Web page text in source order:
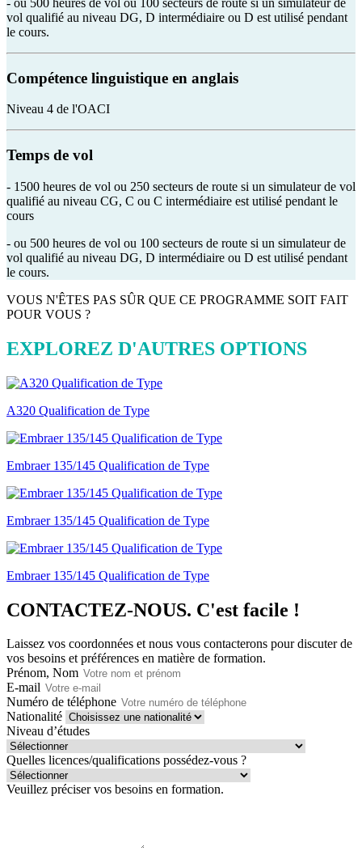
- ou 500 heures de vol ou 100 secteurs de route si un simulateur de
vol qualifié au niveau DG, D intermédiaire ou D est utilisé pendant
le cours.
Compétence linguistique en anglais
Niveau 4 de l'OACI
Temps de vol
- 1500 heures de vol ou 250 secteurs de route si un simulateur de vol
qualifié au niveau CG, C ou C intermédiaire est utilisé pendant le
cours
- ou 500 heures de vol ou 100 secteurs de route si un simulateur de
vol qualifié au niveau DG, D intermédiaire ou D est utilisé pendant
le cours.
VOUS N'ÊTES PAS SÛR QUE CE PROGRAMME SOIT FAIT
POUR VOUS ?
EXPLOREZ D'AUTRES OPTIONS
A320 Qualification de Type
Embraer 135/145 Qualification de Type
Embraer 135/145 Qualification de Type
Embraer 135/145 Qualification de Type
CONTACTEZ-NOUS. C'est facile !
Laissez vos coordonnées et nous vous contacterons pour discuter de
vos besoins et préférences en matière de formation.
Prénom, Nom
E-mail
Numéro de téléphone
Nationalité
Niveau d’études
Quelles licences/qualifications possédez-vous ?
Veuillez préciser vos besoins en formation.